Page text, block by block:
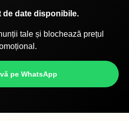
de date disponibile.
tale și blochează prețul
pe WhatsApp